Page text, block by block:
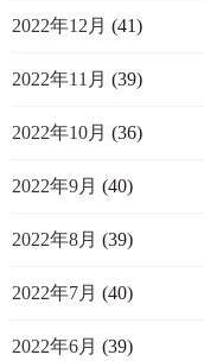
2022年12月 (41)
2022年11月 (39)
2022年10月 (36)
2022年9月 (40)
2022年8月 (39)
2022年7月 (40)
2022年6月 (39)